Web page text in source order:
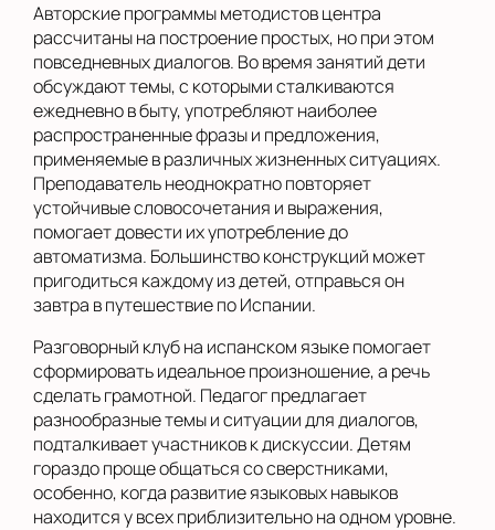
Авторские программы методистов центра
рассчитаны на построение простых, но при этом
повседневных диалогов. Во время занятий дети
обсуждают темы, с которыми сталкиваются
ежедневно в быту, употребляют наиболее
распространенные фразы и предложения,
применяемые в различных жизненных ситуациях.
Преподаватель неоднократно повторяет
устойчивые словосочетания и выражения,
помогает довести их употребление до
автоматизма. Большинство конструкций может
пригодиться каждому из детей, отправься он
завтра в путешествие по Испании.
Разговорный клуб на испанском языке помогает
сформировать идеальное произношение, а речь
сделать грамотной. Педагог предлагает
разнообразные темы и ситуации для диалогов,
подталкивает участников к дискуссии. Детям
гораздо проще общаться со сверстниками,
особенно, когда развитие языковых навыков
находится у всех приблизительно на одном уровне.